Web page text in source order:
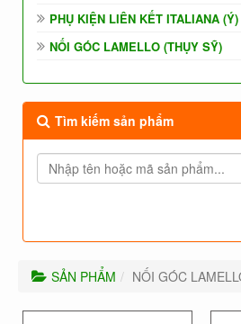
PHỤ KIỆN LIÊN KẾT ITALIANA (Ý)
NỐI GÓC LAMELLO (THỤY SỸ)
Tìm kiếm sản phẩm
SẢN PHẨM NỐI GÓC